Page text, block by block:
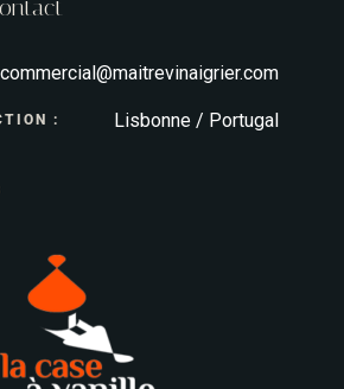
commercial@maitrevinaigrier.com
: Lisbonne / Portugal